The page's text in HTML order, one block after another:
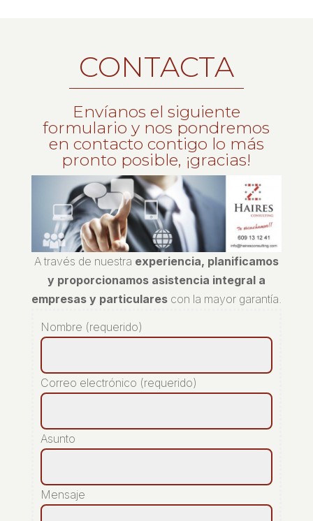
CONTACTA
Envíanos el siguiente
formulario y nos pondremos
en contacto contigo lo más
pronto posible, ¡gracias!
A través de nuestra experiencia, planificamos
y proporcionamos asistencia integral a
empresas y particularescon la mayor garantía.
Nombre (requerido)
Correo electrónico (requerido)
Asunto
Mensaje